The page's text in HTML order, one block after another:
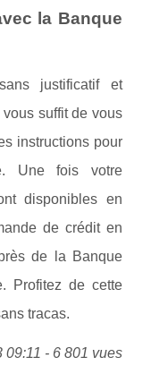
la Banque
justificatif et
suffit de vous
instructions pour
Une fois votre
disponibles en
de crédit en
de la Banque
Profitez de cette
tracas.
09:11 - 6 801 vues